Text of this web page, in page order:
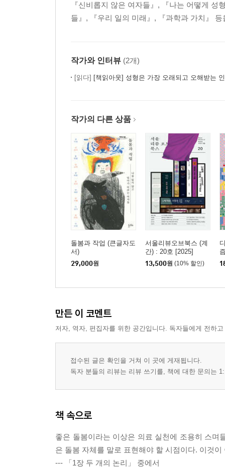
인명 찾아보기 312
용어 찾아보기 315
『신비롭지 않은 여자들』, 『나는 어떻게
들』, 『우리 일의 미래』, 『과학과 가치』 등
작가와 인터뷰 (2개)
[읽다] [책읽아웃] 성형은 가장 오래되고 오해받는 인간 향
작가의 다른 상품
돌봄과 작업 (큰글자도
서)
29,000원
서울리뷰오브북스 (계
간) : 20호 [2025]
13,500원 (10% 할인)
만든 이 코멘트
저자, 역자, 편집자를 위한 공간입니다. 독자들에게 전하
접수된 글은 확인을 거쳐 이 곳에 게재됩니다.
독자 분들의 리뷰는 리뷰 쓰기를, 책에 대한 문의는
책 속으로
좋은 돌봄이라는 이상은 의료 실천에 조용히 스
은 돌봄 자체를 말로 표현해야 할 시점이다. 이것
--- 「1장 두 개의 논리」 중에서